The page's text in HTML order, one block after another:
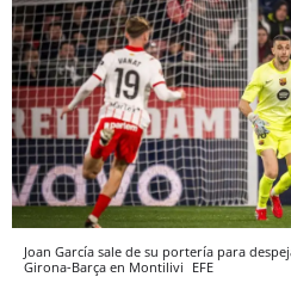
Joan García sale de su portería para
Girona-Barça en Montilivi EFE